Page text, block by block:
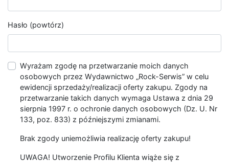
Hasło (powtórz)
Wyrażam zgodę na przetwarzanie moich danych
osobowych przez Wydawnictwo „Rock-Serwis” w celu
ewidencji sprzedaży/realizacji oferty zakupu. Zgody na
przetwarzanie takich danych wymaga Ustawa z dnia 29
sierpnia 1997 r. o ochronie danych osobowych (Dz. U. Nr
133, poz. 833) z późniejszymi zmianami.
Brak zgody uniemożliwia realizację oferty zakupu!
UWAGA! Utworzenie Profilu Klienta wiąże się z